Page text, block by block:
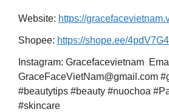
Website: https://
Shopee: https://shope.ee/
Instagram: Gracefacevietnam
GraceFaceVietNam@gmail.com
#beautytips #beauty #nuochoa
#skincare